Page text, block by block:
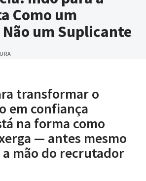
Como um
um Suplicante
transformar o
em confiança
na forma como
— antes mesmo
mão do recrutador